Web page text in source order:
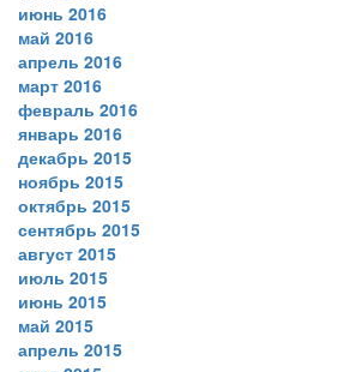
июнь 2016
май 2016
апрель 2016
март 2016
февраль 2016
январь 2016
декабрь 2015
ноябрь 2015
октябрь 2015
сентябрь 2015
август 2015
июль 2015
июнь 2015
май 2015
апрель 2015